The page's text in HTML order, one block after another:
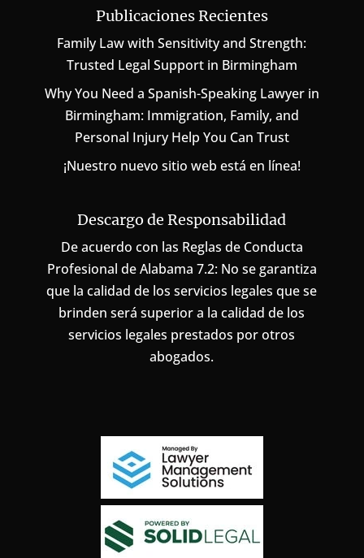
Publicaciones Recientes
Family Law with Sensitivity and Strength:
Trusted Legal Support in Birmingham
Why You Need a Spanish-Speaking Lawyer in
Birmingham: Immigration, Family, and
Personal Injury Help You Can Trust
¡Nuestro nuevo sitio web está en línea!
Descargo de Responsabilidad
De acuerdo con las Reglas de Conducta
Profesional de Alabama 7.2: No se garantiza
que la calidad de los servicios legales que se
brinden será superior a la calidad de los
servicios legales prestados por otros
abogados.